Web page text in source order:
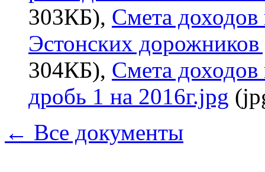
303КБ), Смета
Эстонских
304КБ), Смета
дробь 1 на 2016г.jpg
← Все документы